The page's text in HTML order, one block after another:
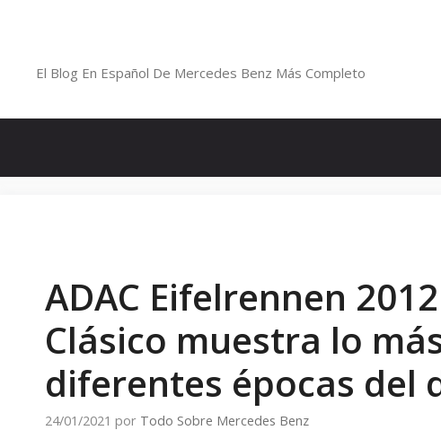
El Blog En Español De Mercedes Benz Más Completo
ADAC Eifelrennen
Clásico muestra lo
diferentes épocas del
24/01/2021 por Todo Sobre Mercedes Benz